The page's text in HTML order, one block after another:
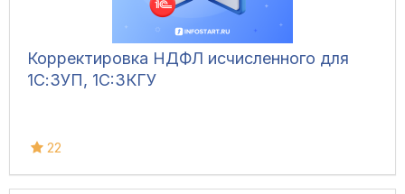
Корректировка НДФЛ исчисленного для
1С:ЗУП, 1C:ЗКГУ
22